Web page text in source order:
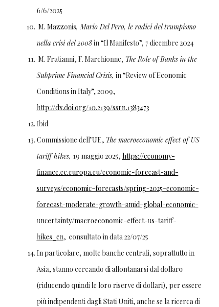
6/6/2025
M. Mazzonis, Mario Del Pero, le radici del trumpismo
nella crisi del 2008in “Il Manifesto”, 7 dicembre 2024
M. Fratianni, F. Marchionne, The Role of Banks in the
Subprime Financial Crisis, in “Review of Economic
Conditions in Italy”, 2009,
http://dx.doi.org/10.2139/ssrn.1383473
Ibid
Commissione dell’UE, The macroeconomic effect of US
tariff hikes, 19 maggio 2025, https://economy-
finance.ec.europa.eu/economic-forecast-and-
surveys/economic-forecasts/spring-2025-economic-
forecast-moderate-growth-amid-global-economic-
uncertainty/macroeconomic-effect-us-tariff-
hikes_en, consultato in data 22/07/25
In particolare, molte banche centrali, soprattutto in
Asia, stanno cercando di allontanarsi dal dollaro
(riducendo quindi le loro riserve di dollari), per essere
più indipendenti dagli Stati Uniti, anche se la ricerca di